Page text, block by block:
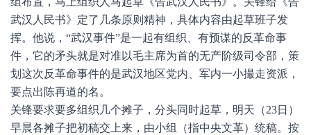
武汉人民书》定了几条原则精神，具体内容由起草班子发
挥。他说，“武汉事件”是一起有组织、有预谋的反革命事
件，它的矛头就是对准以毛主席为首的无产阶级司令部，策
划这次反革命事件的是武汉地区党内、军内一小撮走资派，
要点出陈再道的名。
关锋要求要多组织几个摊子，分头同时起草，明天（23日）
早晨各摊子把初稿交上来，由小组（指中央文革）统稿。按